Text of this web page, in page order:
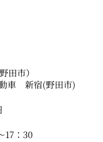
市）
宿(野田市)
：30